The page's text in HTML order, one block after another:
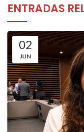
ENTRADAS
02
JUN